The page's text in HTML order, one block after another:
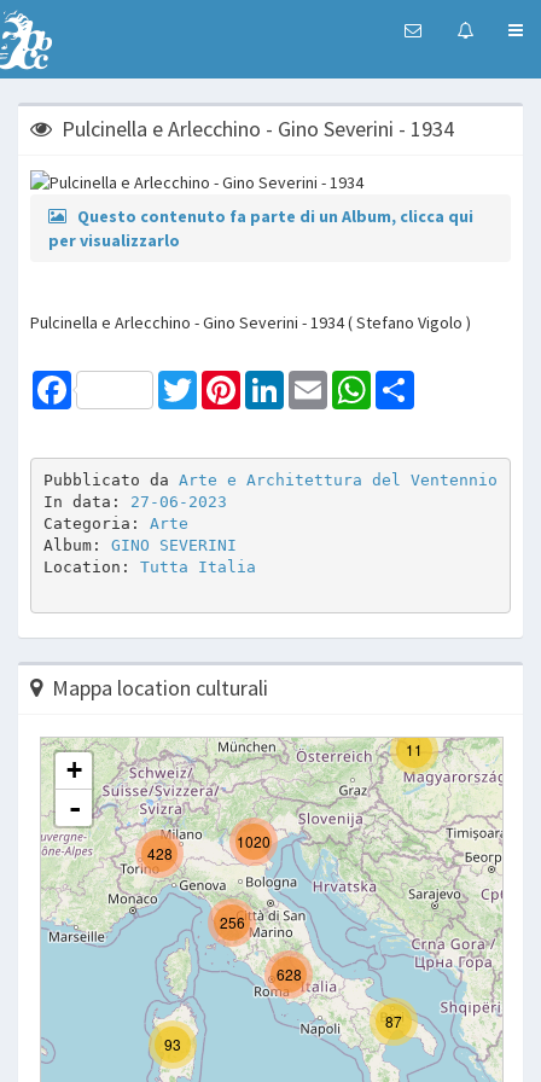
Pulcinella e Arlecchino - Gino Severini - 1934
Questo contenuto fa parte di un Album, clicca qui
per visualizzarlo
Pulcinella e Arlecchino - Gino Severini - 1934 ( Stefano Vigolo )
Facebook TwitterPinterestLinkedInEmail WhatsApp
Pubblicato da Arte e Architettura del Ventennio
In data: 27-06-2023
Categoria: Arte
Album: GINO SEVERINI
Location: Tutta Italia
Mappa location culturali